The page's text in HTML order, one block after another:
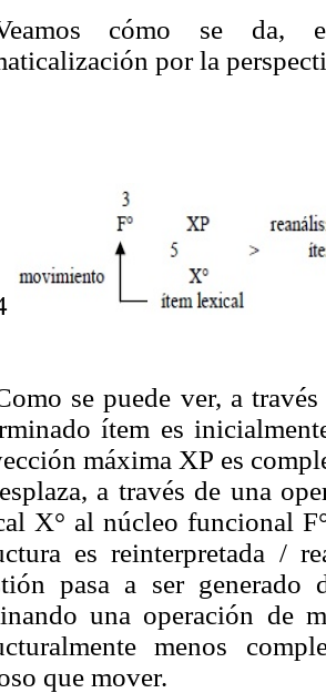
cómo se da,
por la
se puede ver, a
ítem es
máxima XP es
a través de una
X° al núcleo funcional
es reinterpretada /
pasa a ser generado
una operación de
menos
que mover.